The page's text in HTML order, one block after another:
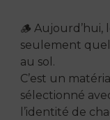
🪵
seulement
au sol.
C’est un
sélectionné
l’identité de